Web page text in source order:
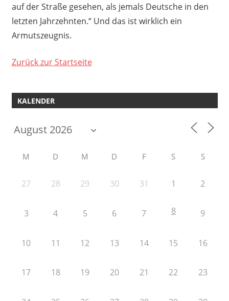
auf der Straße gesehen, als jemals Deutsche in den
letzten Jahrzehnten.“ Und das ist wirklich ein
Armutszeugnis.
Zurück zur Startseite
KALENDER
M D M D F S S
27 28 29 30 31 1 2
3 4 5 6 7 8 9
10 11 12 13 14 15 16
17 18 19 20 21 22 23